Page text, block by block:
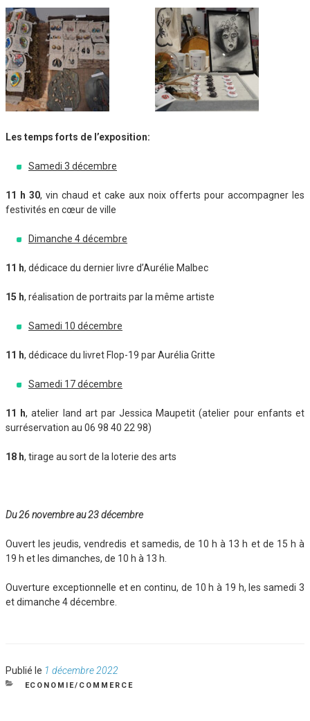
Les temps forts de l’exposition:
Samedi 3 décembre
11 h 30, vin chaud et cake aux noix offerts pour accompagner les
festivités en cœur de ville
Dimanche 4 décembre
11 h, dédicace du dernier livre d’Aurélie Malbec
15 h, réalisation de portraits par la même artiste
Samedi 10 décembre
11 h, dédicace du livret Flop-19 par Aurélia Gritte
Samedi 17 décembre
11 h, atelier land art par Jessica Maupetit (atelier pour enfants et
surréservation au 06 98 40 22 98)
18 h, tirage au sort de la loterie des arts
Du 26 novembre au 23 décembre
Ouvert les jeudis, vendredis et samedis, de 10 h à 13 h et de 15 h à
19 h et les dimanches, de 10 h à 13 h.
Ouverture exceptionnelle et en continu, de 10 h à 19 h, les samedi 3
et dimanche 4 décembre.
Publié le Publié
le
1 décembre 2022
CATÉGORIES
ECONOMIE/COMMERCE